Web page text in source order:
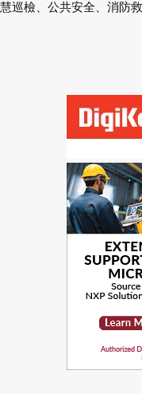
慧巡檢、公共安全、消防